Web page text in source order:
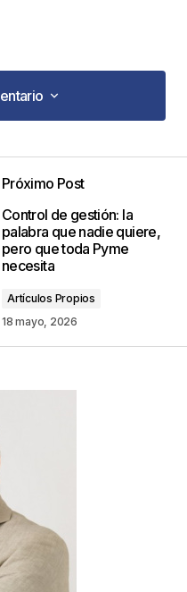
están
electrónico y web en
vez que
por
Próximo Post
Control de gestión: la
palabra que nadie quiere,
pero que toda Pyme
necesita
Artículos Propios
18 mayo, 2026